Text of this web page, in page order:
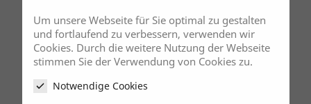
Um unsere Webseite für Sie optimal zu gestalten
und fortlaufend zu verbessern, verwenden wir
Cookies. Durch die weitere Nutzung der Webseite
stimmen Sie der Verwendung von Cookies zu.
Notwendige Cookies
Shirt Beta Restposten
Verkaufspreis
79,00 €Preis
68,00 €